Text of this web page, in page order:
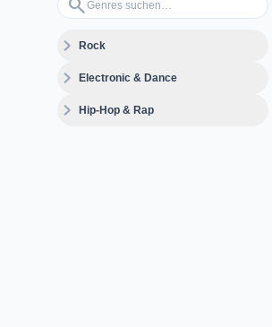
search
expand_moreRock
expand_moreElectronic & Dance
expand_moreHip-Hop & Rap